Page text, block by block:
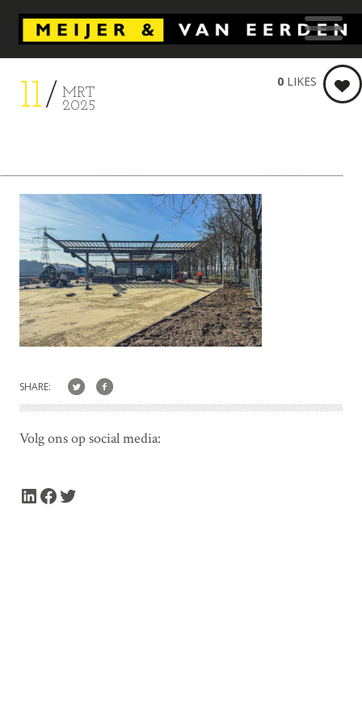
11
MRT
2025
0 LIKES
SHARE:
Volg ons op social media:
LinkedIn Facebook